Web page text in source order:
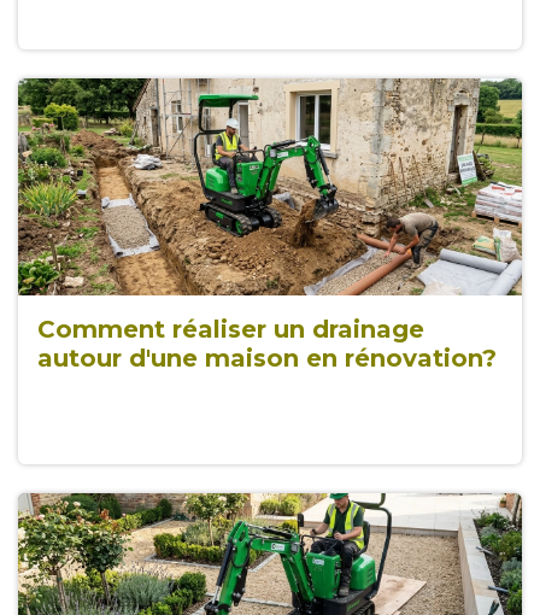
Comment réaliser un drainage
autour d'une maison en rénovation?